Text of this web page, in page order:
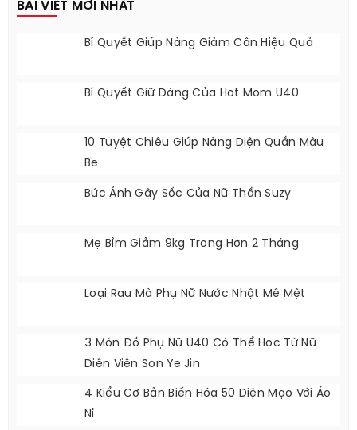
BÀI VIẾT MỚI NHẤT
Bí Quyết Giúp Nàng Giảm Cân Hiệu Quả
Bí Quyết Giữ Dáng Của Hot Mom U40
10 Tuyệt Chiêu Giúp Nàng Diện Quần Màu
Be
Bức Ảnh Gây Sốc Của Nữ Thần Suzy
Mẹ Bỉm Giảm 9kg Trong Hơn 2 Tháng
Loại Rau Mà Phụ Nữ Nước Nhật Mê Mệt
3 Món Đồ Phụ Nữ U40 Có Thể Học Từ Nữ
Diễn Viên Son Ye Jin
4 Kiểu Cơ Bản Biến Hóa 50 Diện Mạo Với Áo
Nỉ